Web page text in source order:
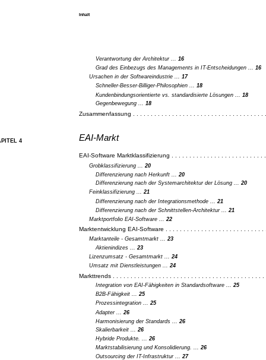
Inhalt
Verantwortung der Architektur ... 16
Grad des Einbezugs des Managements in IT-Entscheidungen ... 16
Ursachen in der Softwareindustrie ... 17
Schneller-Besser-Billiger-Philosophien ...
18
Kundenbindungsorientierte vs. standardisierte Lösungen ...
18
Gegenbewegung ... 18
Zusammenfassung . . . . . . . . . . . . . . . . . . . . . . . . . . . . . . . . . . . . .
4 EAI-Markt
EAI-Software Marktklassifizierung . . . . . . . . . . . . . . . . . . . . . . . . . .
Grobklassifizierung ...20
Differenzierung nach Herkunft ... 20
Differenzierung nach der Systemarchitektur der Lösung ... 20
Feinklassifizierung ...21
Differenzierung nach der Integrationsmethode ... 21
Differenzierung nach der Schnittstellen-Architektur ... 21
Marktportfolio EAI-Software ...22
Marktentwicklung EAI-Software . . . . . . . . . . . . . . . . . . . . . . . . . . .
Marktanteile - Gesamtmarkt ...23
Aktienindizes ... 23
Lizenzumsatz - Gesamtmarkt ...24
Umsatz mit Dienstleistungen ...24
Markttrends . . . . . . . . . . . . . . . . . . . . . . . . . . . . . . . . . . . . . . . . . .
Integration von EAI-Fähigkeiten in Standardsoftware ... 25
B2B-Fähigkeit ... 25
Prozessintegration ... 25
Adapter ... 26
Harmonisierung der Standards ... 26
Skalierbarkeit ... 26
Hybride Produkte. ... 26
Marktstabilisierung und Konsolidierung. ... 26
Outsourcing der IT-Infrastruktur ... 27